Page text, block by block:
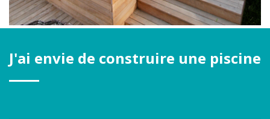
J'ai envie de construire une piscine